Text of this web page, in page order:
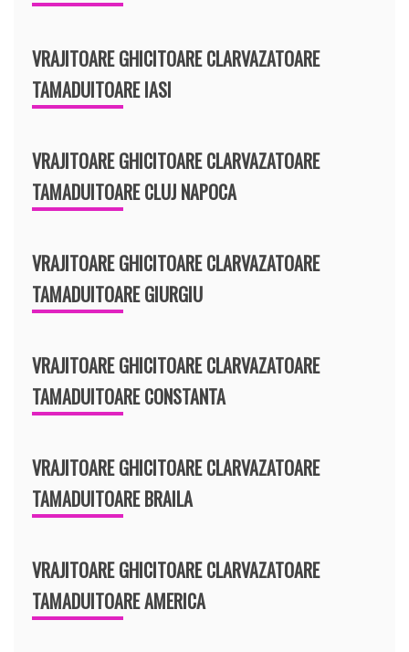
VRAJITOARE GHICITOARE CLARVAZATOARE
TAMADUITOARE IASI
VRAJITOARE GHICITOARE CLARVAZATOARE
TAMADUITOARE CLUJ NAPOCA
VRAJITOARE GHICITOARE CLARVAZATOARE
TAMADUITOARE GIURGIU
VRAJITOARE GHICITOARE CLARVAZATOARE
TAMADUITOARE CONSTANTA
VRAJITOARE GHICITOARE CLARVAZATOARE
TAMADUITOARE BRAILA
VRAJITOARE GHICITOARE CLARVAZATOARE
TAMADUITOARE AMERICA